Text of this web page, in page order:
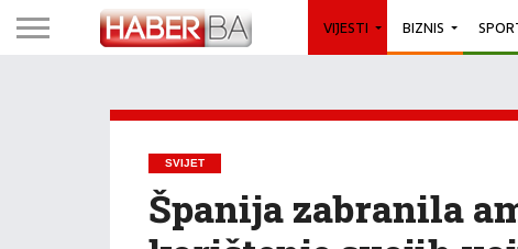
VIJESTI BIZNIS
SVIJET
Španija zabranila